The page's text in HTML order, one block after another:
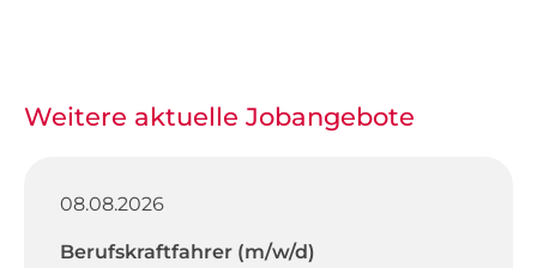
Weitere aktuelle Jobangebote
08.08.2026
Berufskraftfahrer (m/w/d)